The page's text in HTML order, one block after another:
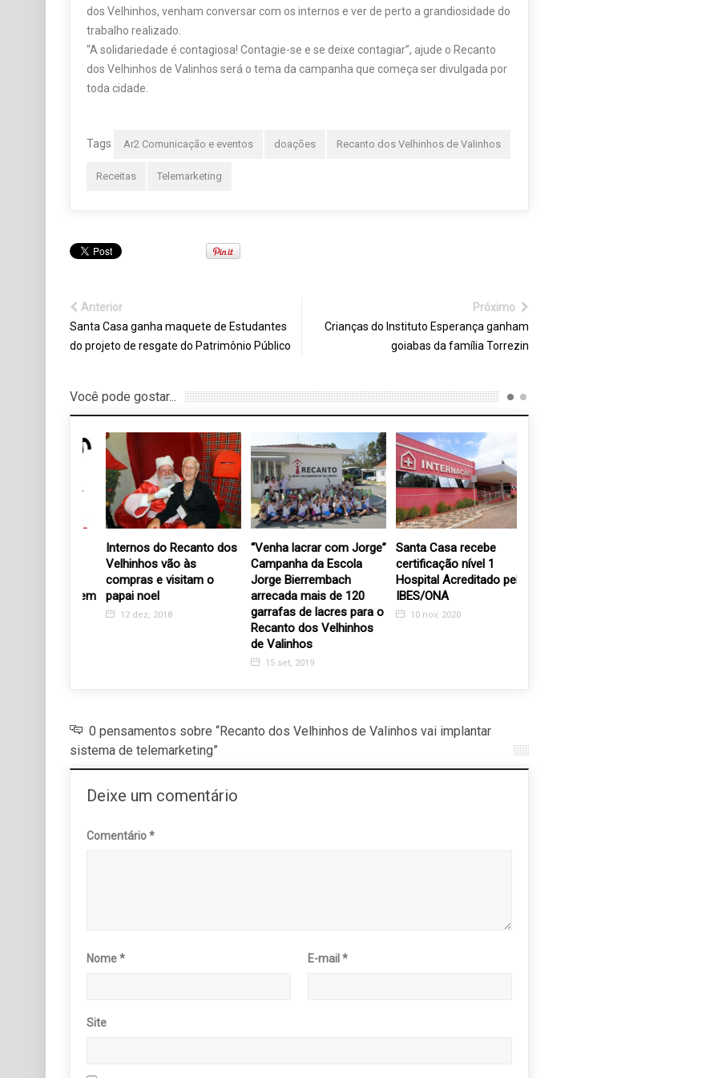
dos Velhinhos, venham conversar com os internos e ver de perto a grandiosidade do
trabalho realizado.
“A solidariedade é contagiosa! Contagie-se e se deixe contagiar”, ajude o Recanto
dos Velhinhos de Valinhos será o tema da campanha que começa ser divulgada por
toda cidade.
Tags Ar2 Comunicação e eventos doações Recanto dos Velhinhos de Valinhos
Receitas Telemarketing
Anterior
Santa Casa ganha maquete de Estudantes
do projeto de resgate do Patrimônio Público
Próximo
Crianças do Instituto Esperança ganham
goiabas da família Torrezin
Você pode gostar...
Internos do Recanto dos
Velhinhos vão às
compras e visitam o
papai noel
12 dez, 2018
“Venha lacrar com Jorge”
Campanha da Escola
Jorge Bierrembach
arrecada mais de 120
garrafas de lacres para o
Recanto dos Velhinhos
de Valinhos
15 set, 2019
Santa Casa recebe
certificação nível 1
Hospital Acreditado pelo
IBES/ONA
10 nov, 2020
0 pensamentos sobre “Recanto dos Velhinhos de Valinhos vai implantar
sistema de telemarketing”
Deixe um comentário
Comentário*
Nome* E-mail*
Site